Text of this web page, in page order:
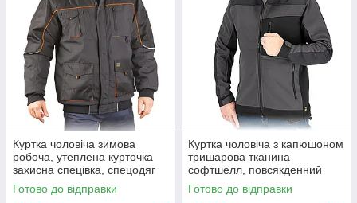
Куртка чоловіча зимова
робоча, утеплена курточка
захисна спецівка, спецодяг
роба уніформа, польша reis
Готово до відправки
Куртка чоловіча з капюшоном
тришарова тканина
софтшелл, повсякденний
сірий спецодяг на кожен
день, Softshell Reis
Готово до відправки